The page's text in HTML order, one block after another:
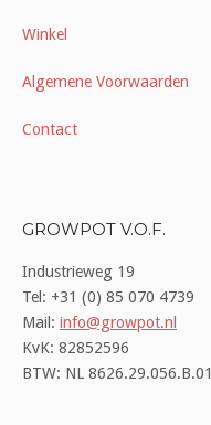
Winkel
Algemene Voorwaarden
Contact
GROWPOT V.O.F.
Industrieweg 19
Tel: +31 (0) 85 070 4739
Mail: info@growpot.nl
KvK: 82852596
BTW: NL 8626.29.056.B.01